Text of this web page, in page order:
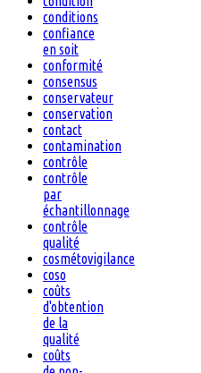
conditions
confiance
en soit
conformité
consensus
conservateur
conservation
contact
contamination
contrôle
contrôle
par
échantillonnage
contrôle
qualité
cosmétovigilance
coso
coûts
d'obtention
de la
qualité
coûts